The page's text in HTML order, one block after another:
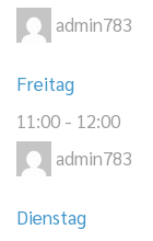
admin783
Freitag
11:00 - 12:00
admin783
Dienstag